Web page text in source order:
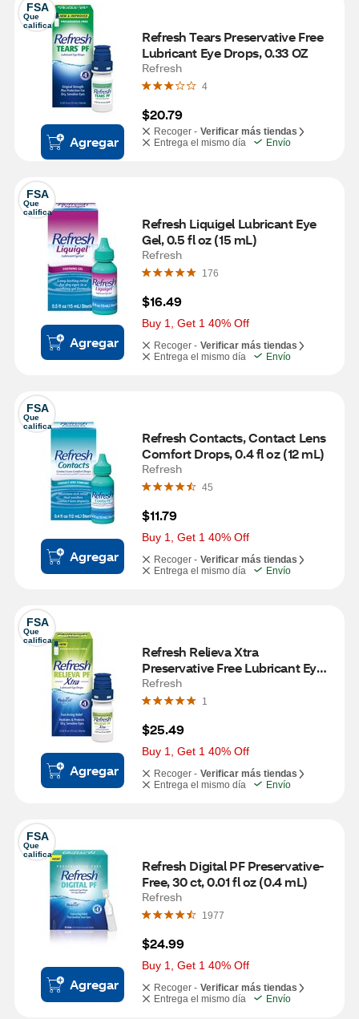
FSA
Que
califica
Agregar
Refresh Tears Preservative Free
Lubricant Eye Drops, 0.33 OZ
Refresh
4
$20.79
Recoger - Verificar más tiendas
Entrega el mismo día
Envío
FSA
Que
califica
Agregar
Refresh Liquigel Lubricant Eye
Gel, 0.5 fl oz (15 mL)
Refresh
176
$16.49
Buy 1, Get 1 40% Off
Recoger - Verificar más tiendas
Entrega el mismo día
Envío
FSA
Que
califica
Agregar
Refresh Contacts, Contact Lens
Comfort Drops, 0.4 fl oz (12 mL)
Refresh
45
$11.79
Buy 1, Get 1 40% Off
Recoger - Verificar más tiendas
Entrega el mismo día
Envío
FSA
Que
califica
Agregar
Refresh Relieva Xtra
Preservative Free Lubricant Eye
Drops, 0.33 OZ
Refresh
1
$25.49
Buy 1, Get 1 40% Off
Recoger - Verificar más tiendas
Entrega el mismo día
Envío
FSA
Que
califica
Agregar
Refresh Digital PF Preservative-
Free, 30 ct, 0.01 fl oz (0.4 mL)
Refresh
1977
$24.99
Buy 1, Get 1 40% Off
Recoger - Verificar más tiendas
Entrega el mismo día
Envío